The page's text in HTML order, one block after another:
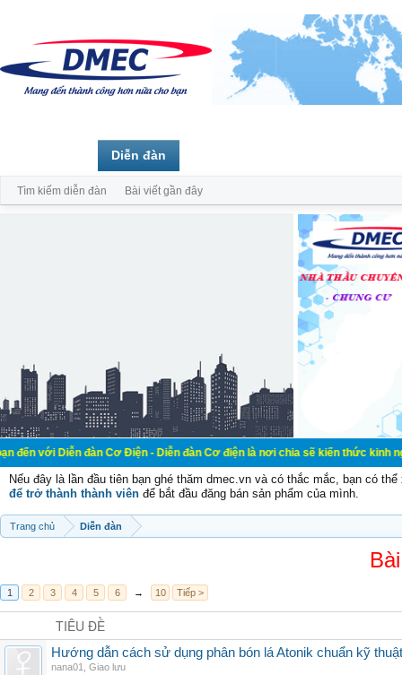
đàn Cơ Điện - Diễn đàn Cơ điện là nơi chia sẽ kiến thức kinh nghiệm
Nếu đây là lần đầu tiên bạn ghé thăm dmec.vn và có thắc mắc, bạn có
để trở thành thành viên để bắt đầu đăng bán sản phẩm của mình.
Trang chủ Diễn đàn
1 2 3 4 5 6 → 10 Tiếp >
TIÊU ĐỀ
Hướng dẫn cách sử dụng phân bón lá Atonik chuẩn kỹ thuật
nana01
Giao lưu
Diễn đàn
Tìm kiếm diễn đàn Bài viết gần đây